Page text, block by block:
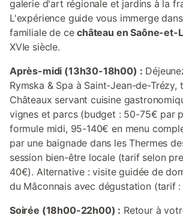
galerie d'art régionale et jardins à la
L'expérience guide vous immerge
familiale de cechâteau en Saône-et-
XVIe siècle.
Après-midi (13h30-18h00) :
Rymska & Spa à Saint-Jean-de-Trézy,
Châteaux servant cuisine
vignes et parcs (budget : 50-75€ par
formule midi, 95-140€ en menu
par une baignade dans les Thermes
session bien-être locale (tarif selon
40€). Alternative : visite guidée de
du Mâconnais avec dégustation (tarif
Soirée (18h00-22h00) : Retour à